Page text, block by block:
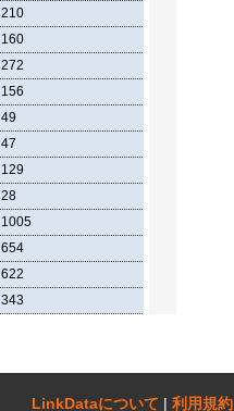
210
160
272
156
49
47
129
28
1005
654
622
343
LinkDataについて‎ | 利用規約